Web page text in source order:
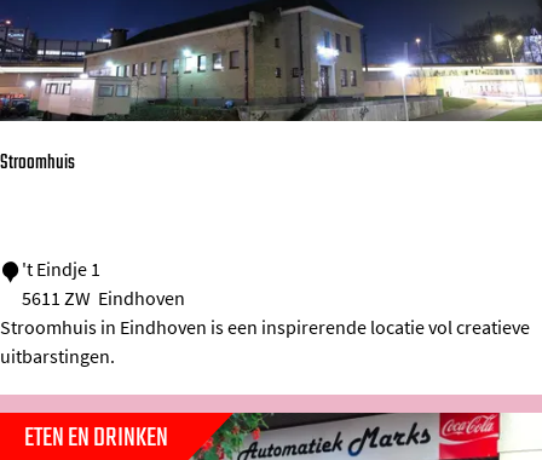
i
e
h
u
i
S
i
s
Stroomhuis
S
r
o
't Eindje 1
5611 ZW Eindhoven
Stroomhuis in Eindhoven is een inspirerende locatie vol creatieve
uitbarstingen.
ETEN EN DRINKEN